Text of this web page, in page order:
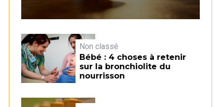
Non classé
Bébé : 4 choses à retenir
sur la bronchiolite du
nourrisson